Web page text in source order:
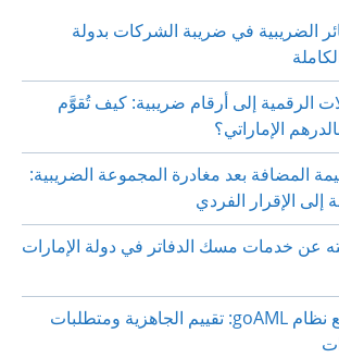
الضريبية في ضريبة الشركات بدولة
الرقمية إلى أرقام ضريبية: كيف تُقوَّم
الإماراتي؟
المضافة بعد مغادرة المجموعة الضريبية:
الإقرار الفردي
عن خدمات مسك الدفاتر في دولة الإمارات
توافق الشركات مع نظام goAML: تقييم الجاهزية ومتطلبات